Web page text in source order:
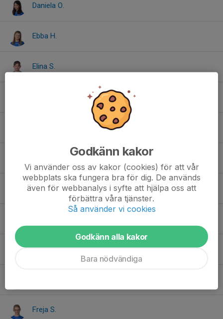
Daniela O.
Ebba H.
Elina S.
Emma M.
Freia L.
Freja S.
Godkänn kakor
Vi använder oss av kakor (cookies) för att vår
webbplats ska fungera bra för dig. De används
även för webbanalys i syfte att hjälpa oss att
förbättra våra tjänster.
Så använder vi cookies
Godkänn alla kakor
Bara nödvändiga